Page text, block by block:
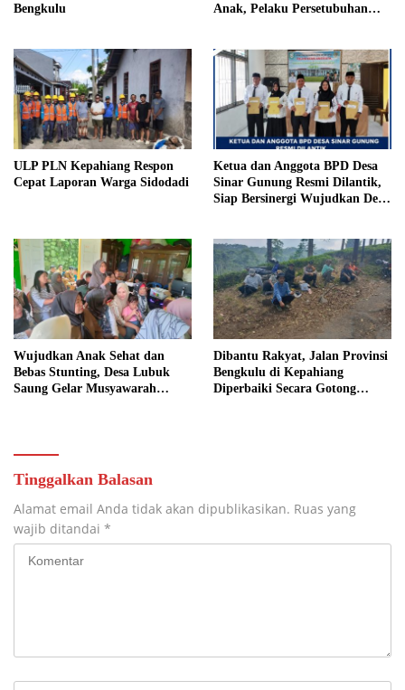
Bengkulu
Anak, Pelaku Persetubuhan
Penjara
ULP PLN Kepahiang Respon
Cepat Laporan Warga Sidodadi
Ketua dan Anggota BPD Desa
Sinar Gunung Resmi Dilantik,
Siap Bersinergi Wujudkan Desa
Wujudkan Anak Sehat dan
Bebas Stunting, Desa Lubuk
Saung Gelar Musyawarah
Dibantu Rakyat, Jalan Provinsi
Bengkulu di Kepahiang
Diperbaiki Secara Gotong
Tinggalkan Balasan
Alamat email Anda tidak akan dipublikasikan. Ruas yang
wajib ditandai *